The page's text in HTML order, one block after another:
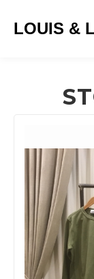
LOUIS &